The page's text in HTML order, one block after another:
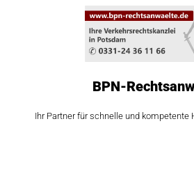
BPN-
Ihr Partner für schnelle und kompetente